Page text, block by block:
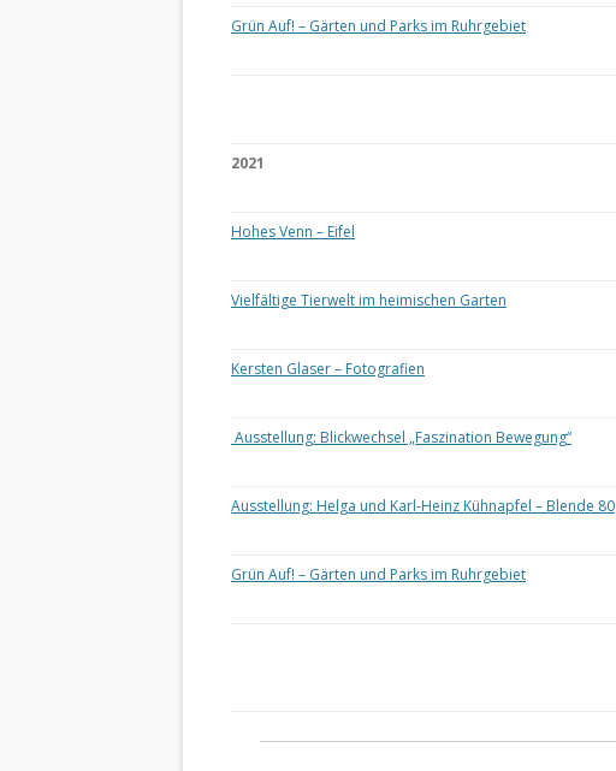
Grün Auf! – Gärten und Parks im Ruhrgebiet
2021
Hohes Venn – Eifel
Vielfältige Tierwelt im heimischen Garten
Kersten Glaser – Fotografien
Ausstellung: Blickwechsel „Faszination Bewegung“
Ausstellung: Helga und Karl-Heinz Kühnapfel – Blende 80
Grün Auf! – Gärten und Parks im Ruhrgebiet